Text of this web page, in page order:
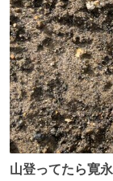
参ります」とつ
数
山登ってたら寛